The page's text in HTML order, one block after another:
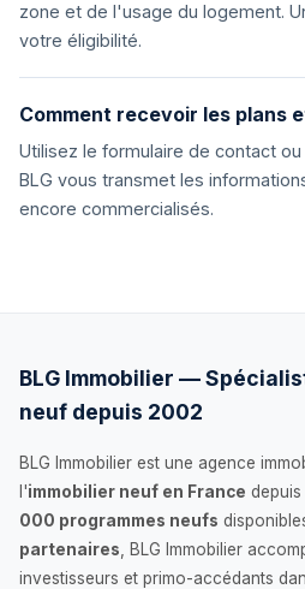
zone et de l'usage du logement.
votre éligibilité.
Comment recevoir les plans
Utilisez le formulaire de contact
BLG vous transmet les
encore commercialisés.
BLG Immobilier —
neuf depuis 2002
BLG Immobilier est une agence
l'immobilier neuf en France
000 programmes neufs
partenaires , BLG Immobilier
investisseurs et primo-accédants